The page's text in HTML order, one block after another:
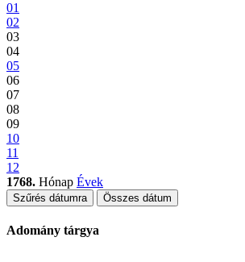
01
02
03
04
05
06
07
08
09
10
11
12
1768. Hónap Évek
Szűrés dátumra Összes dátum
Adomány tárgya